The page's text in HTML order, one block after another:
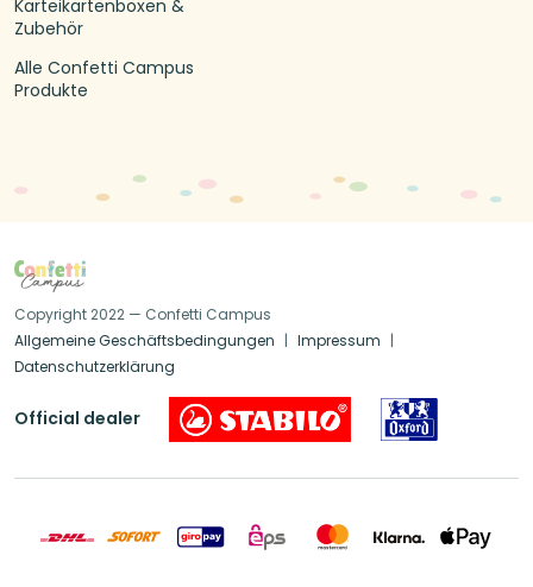
Karteikartenboxen &
Zubehör
Alle Confetti Campus
Produkte
Copyright 2022 — Confetti Campus
Allgemeine Geschäftsbedingungen
Impressum
Datenschutzerklärung
Official dealer